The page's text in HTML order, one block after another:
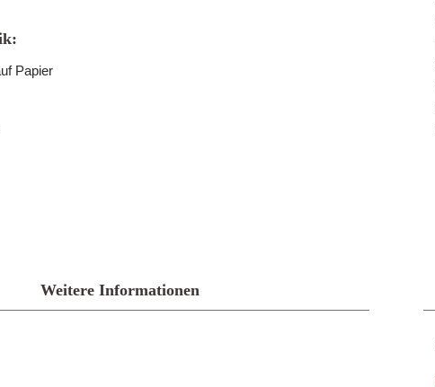
Papier
Weitere Informationen